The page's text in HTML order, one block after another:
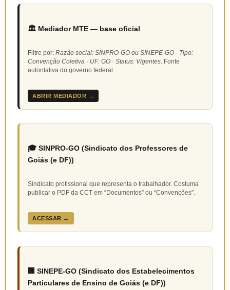
🏛️ Mediador MTE — base oficial
Filtre por: Razão social: SINPRO-GO ou SINEPE-GO · Tipo:
Convenção Coletiva · UF: GO · Status: Vigentes. Fonte
autoritativa do governo federal.
ABRIR MEDIADOR →
🎓 SINPRO-GO (Sindicato dos Professores de
Goiás (e DF))
Sindicato profissional que representa o trabalhador. Costuma
publicar o PDF da CCT em “Documentos” ou “Convenções”.
ACESSAR →
🏢 SINEPE-GO (Sindicato dos Estabelecimentos
Particulares de Ensino de Goiás (e DF))